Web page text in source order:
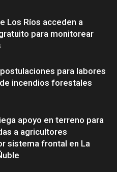
Los Ríos acceden a
para monitorear
para labores
incendios forestales
apoyo en terreno para
a agricultores
sistema frontal en La